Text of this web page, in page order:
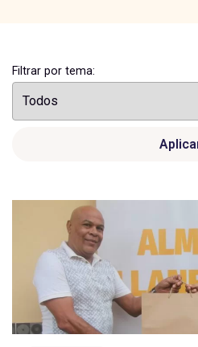
Filtrar por tema: